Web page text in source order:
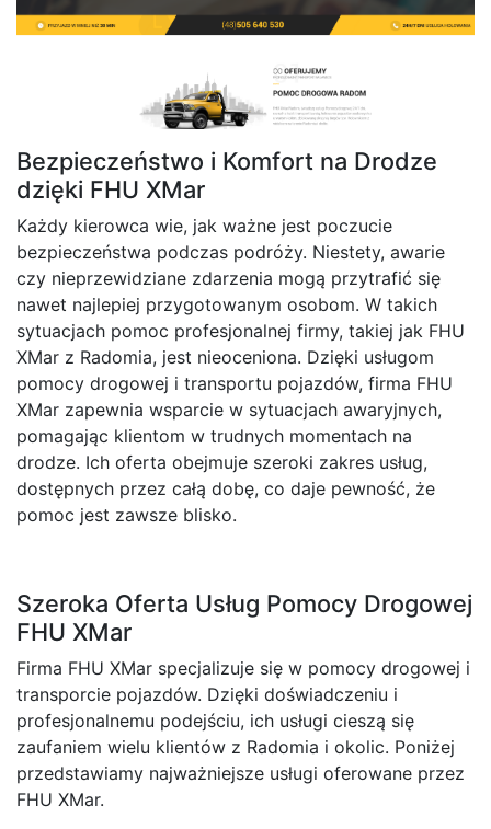
Bezpieczeństwo i Komfort na Drodze
dzięki FHU XMar
Każdy kierowca wie, jak ważne jest poczucie
bezpieczeństwa podczas podróży. Niestety, awarie
czy nieprzewidziane zdarzenia mogą przytrafić się
nawet najlepiej przygotowanym osobom. W takich
sytuacjach pomoc profesjonalnej firmy, takiej jak FHU
XMar z Radomia, jest nieoceniona. Dzięki usługom
pomocy drogowej i transportu pojazdów, firma FHU
XMar zapewnia wsparcie w sytuacjach awaryjnych,
pomagając klientom w trudnych momentach na
drodze. Ich oferta obejmuje szeroki zakres usług,
dostępnych przez całą dobę, co daje pewność, że
pomoc jest zawsze blisko.
Szeroka Oferta Usług Pomocy Drogowej
FHU XMar
Firma FHU XMar specjalizuje się w pomocy drogowej i
transporcie pojazdów. Dzięki doświadczeniu i
profesjonalnemu podejściu, ich usługi cieszą się
zaufaniem wielu klientów z Radomia i okolic. Poniżej
przedstawiamy najważniejsze usługi oferowane przez
FHU XMar.